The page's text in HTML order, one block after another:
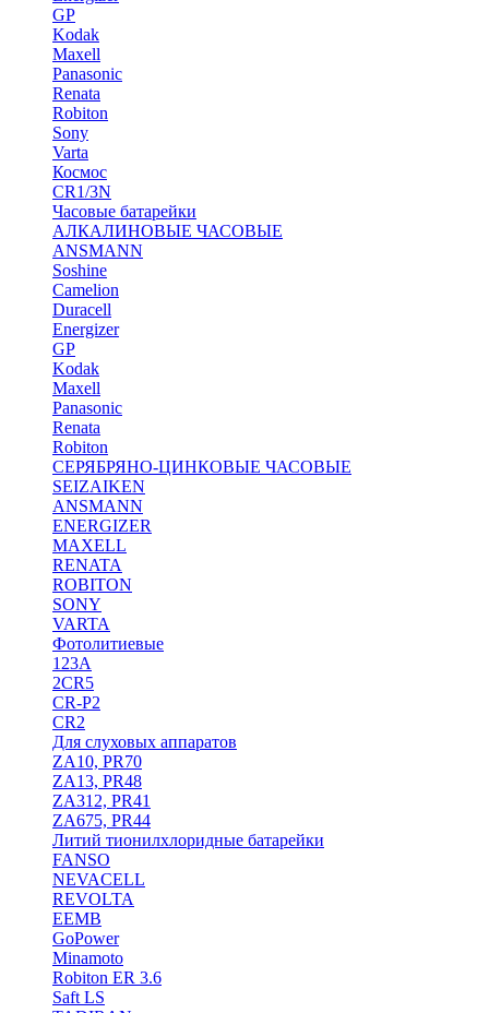
GP
Kodak
Maxell
Panasonic
Renata
Robiton
Sony
Varta
Космос
CR1/3N
Часовые батарейки
АЛКАЛИНОВЫЕ ЧАСОВЫЕ
ANSMANN
Soshine
Camelion
Duracell
Energizer
GP
Kodak
Maxell
Panasonic
Renata
Robiton
СЕРЯБРЯНО-ЦИНКОВЫЕ ЧАСОВЫЕ
SEIZAIKEN
ANSMANN
ENERGIZER
MAXELL
RENATA
ROBITON
SONY
VARTA
Фотолитиевые
123A
2CR5
CR-P2
CR2
Для слуховых аппаратов
ZA10, PR70
ZA13, PR48
ZA312, PR41
ZA675, PR44
Литий тионилхлоридные батарейки
FANSO
NEVACELL
REVOLTA
EEMB
GoPower
Minamoto
Robiton ER 3.6
Saft LS